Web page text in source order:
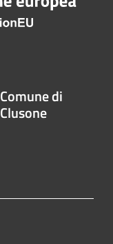
Comune di
Clusone